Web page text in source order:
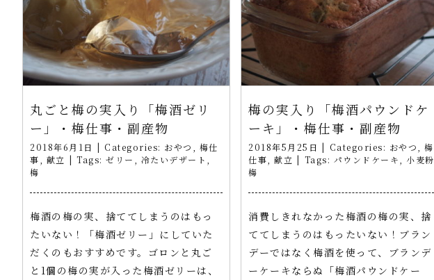
丸ごと梅の実入り「梅酒ゼリ
ー」・梅仕事・副産物
2018年6月1日 | Categories: おやつ
梅仕
事
献立 | Tags: ゼリー 冷たいデザート
梅
梅酒の梅の実、捨ててしまうのはもっ
たいない！「梅酒ゼリー」にしていた
だくのもおすすめです。ゴロンと丸ご
と1個の梅の実が入った梅酒ゼリーは、
梅の実入り「梅酒パウンドケ
ーキ」・梅仕事・副産物
2018年5月25日 | Categories: おやつ
梅
仕事
献立 | Tags: パウンドケーキ 小麦粉
梅
消費しきれなかった梅酒の梅の実、捨
ててしまうのはもったいない！ブラン
デーではなく梅酒を使って、ブランデ
ーケーキならぬ「梅酒パウンドケー